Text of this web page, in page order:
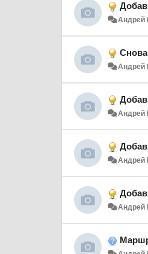
Андрей
Андрей
Андрей
Андрей
Андрей